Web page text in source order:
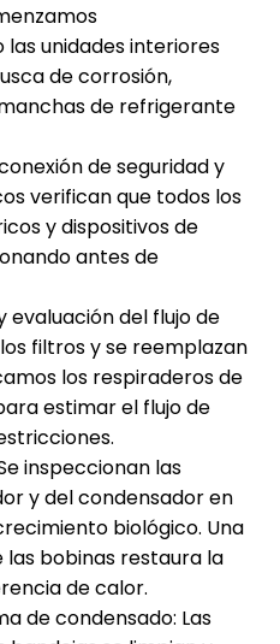
unidades interiores
de corrosión,
de refrigerante
de seguridad y
verifican que todos los
y dispositivos de
antes de
del flujo de
filtros y se reemplazan
los respiraderos de
estimar el flujo de
inspeccionan las
y del condensador en
biológico. Una
las bobinas restaura la
de calor.
de condensado: Las